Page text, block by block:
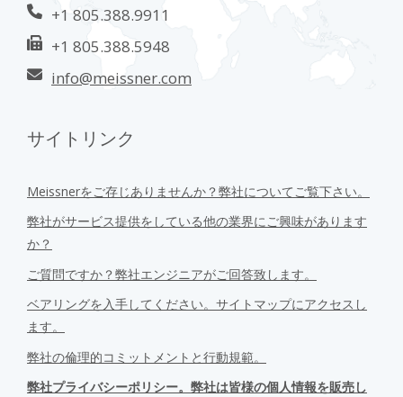
+1 805.388.9911
+1 805.388.5948
info@meissner.com
サイトリンク
Meissnerをご存じありませんか？弊社についてご覧下さい。
弊社がサービス提供をしている他の業界にご興味があります
か？
ご質問ですか？弊社エンジニアがご回答致します。
ベアリングを入手してください。サイトマップにアクセスし
ます。
弊社の倫理的コミットメントと行動規範。
弊社プライバシーポリシー。弊社は皆様の個人情報を販売し